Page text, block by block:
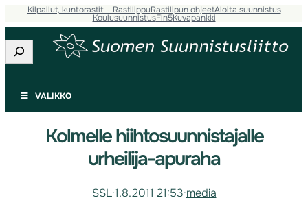
Kilpailut, kuntorastit – RastilippuRastilipun ohjeetAloita suunnistus
KoulusuunnistusFin5Kuvapankki
Etsi
VALIKKO
Kolmelle hiihtosuunnistajalle
urheilija-apuraha
SSL·1.8.2011 21:53·media